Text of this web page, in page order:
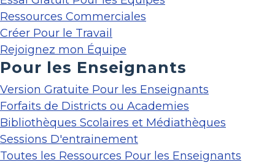
Ressources Commerciales
Créer Pour le Travail
Rejoignez mon Équipe
Pour les Enseignants
Version Gratuite Pour les Enseignants
Forfaits de Districts ou Academies
Bibliothèques Scolaires et Médiathèques
Sessions D'entrainement
Toutes les Ressources Pour les Enseignants